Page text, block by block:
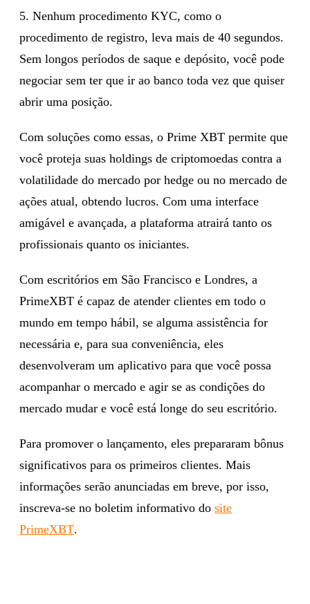
5. Nenhum procedimento KYC, como o
procedimento de registro, leva mais de 40 segundos.
Sem longos períodos de saque e depósito, você pode
negociar sem ter que ir ao banco toda vez que quiser
abrir uma posição.
Com soluções como essas, o Prime XBT permite que
você proteja suas holdings de criptomoedas contra a
volatilidade do mercado por hedge ou no mercado de
ações atual, obtendo lucros. Com uma interface
amigável e avançada, a plataforma atrairá tanto os
profissionais quanto os iniciantes.
Com escritórios em São Francisco e Londres, a
PrimeXBT é capaz de atender clientes em todo o
mundo em tempo hábil, se alguma assistência for
necessária e, para sua conveniência, eles
desenvolveram um aplicativo para que você possa
acompanhar o mercado e agir se as condições do
mercado mudar e você está longe do seu escritório.
Para promover o lançamento, eles prepararam bônus
significativos para os primeiros clientes. Mais
informações serão anunciadas em breve, por isso,
inscreva-se no boletim informativo do site
PrimeXBT.